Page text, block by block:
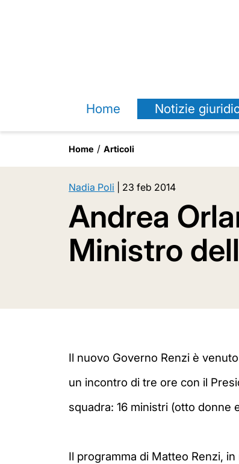
Home Notizie
Home Articoli
Nadia Poli 23 feb 2014
Andrea
Ministro
Il nuovo Governo Renzi è
un incontro di tre ore con il
squadra: 16 ministri (otto donne
Il programma di Matteo Renzi,